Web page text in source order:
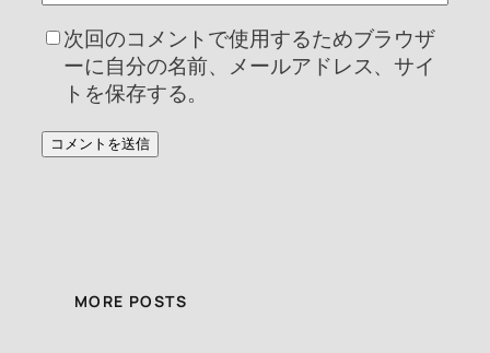
次回のコメントで使用するためブラウザ
ーに自分の名前、メールアドレス、サイ
トを保存する。
MORE POSTS